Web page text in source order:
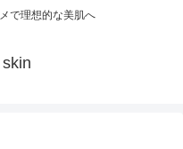
で理想的な美肌へ